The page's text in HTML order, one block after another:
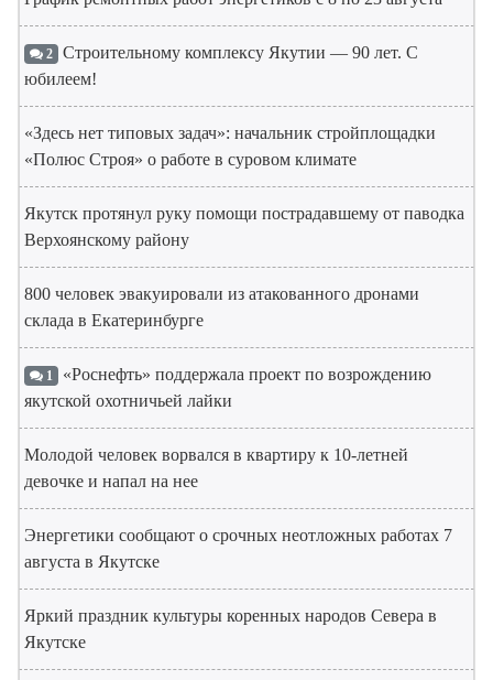
2 Строительному комплексу Якутии — 90 лет. С
юбилеем!
«Здесь нет типовых задач»: начальник стройплощадки
«Полюс Строя» о работе в суровом климате
Якутск протянул руку помощи пострадавшему от паводка
Верхоянскому району
800 человек эвакуировали из атакованного дронами
склада в Екатеринбурге
1 «Роснефть» поддержала проект по возрождению
якутской охотничьей лайки
Молодой человек ворвался в квартиру к 10-летней
девочке и напал на нее
Энергетики сообщают о срочных неотложных работах 7
августа в Якутске
Яркий праздник культуры коренных народов Севера в
Якутске